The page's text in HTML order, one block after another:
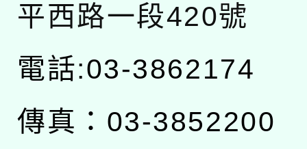
平西路一段420號
電話:03-3862174
傳真：03-3852200